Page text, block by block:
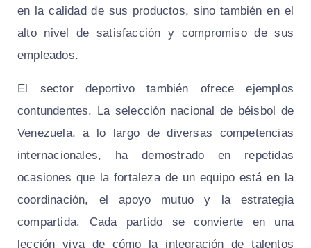
en la calidad de sus productos, sino también en el
alto nivel de satisfacción y compromiso de sus
empleados.
El sector deportivo también ofrece ejemplos
contundentes. La selección nacional de béisbol de
Venezuela, a lo largo de diversas competencias
internacionales, ha demostrado en repetidas
ocasiones que la fortaleza de un equipo está en la
coordinación, el apoyo mutuo y la estrategia
compartida. Cada partido se convierte en una
lección viva de cómo la integración de talentos